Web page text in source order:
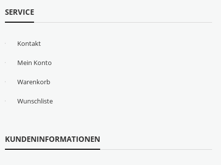
SERVICE
Kontakt
Mein Konto
Warenkorb
Wunschliste
KUNDENINFORMATIONEN